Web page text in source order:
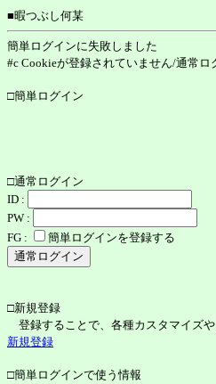
■暇つぶし何某
簡単ログインに失敗しました
#c Cookieが登録されていません/通常
□簡単ログイン
□通常ログイン
ID :
PW :
FG :
簡単ログインを登録する
□新規登録
登録することで、各種カスタマイズや
新規登録
□簡単ログインで使う情報